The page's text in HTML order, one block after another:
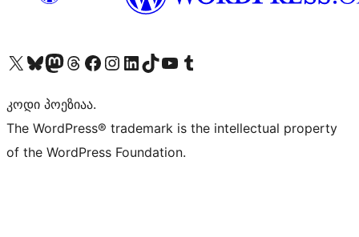
Visit our X (formerly Twitter) account
Visit our Bluesky account
Visit our Mastodon account
Visit our Threads account
Visit our Facebook page
Visit our Instagram account
Visit our LinkedIn account
Visit our TikTok account
Visit our YouTube channel
Visit our Tumblr account
კოდი პოეზიაა.
The WordPress® trademark is the intellectual property
of the WordPress Foundation.